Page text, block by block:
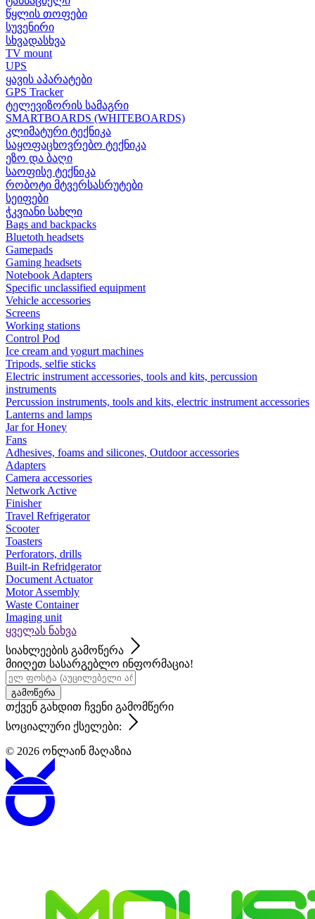
წყლის თოფები
სუვენირი
სხვადასხვა
TV mount
UPS
ყავის აპარატები
GPS Tracker
ტელევიზორის სამაგრი
SMARTBOARDS (WHITEBOARDS)
კლიმატური ტექნიკა
საყოფაცხოვრებო ტექნიკა
ეზო და ბაღი
საოფისე ტექნიკა
რობოტი მტვერსასრუტები
სეიფები
ჭკვიანი სახლი
Bags and backpacks
Bluetoth headsets
Gamepads
Gaming headsets
Notebook Adapters
Specific unclassified equipment
Vehicle accessories
Screens
Working stations
Control Pod
Ice cream and yogurt machines
Tripods, selfie sticks
Electric instrument accessories, tools and kits, percussion
instruments
Percussion instruments, tools and kits, electric instrument accessories
Lanterns and lamps
Jar for Honey
Fans
Adhesives, foams and silicones, Outdoor accessories
Adapters
Camera accessories
Network Active
Finisher
Travel Refrigerator
Scooter
Toasters
Perforators, drills
Built-in Refridgerator
Document Actuator
Motor Assembly
Waste Container
Imaging unit
ყველას ნახვა
სიახლეების გამოწერა
მიიღეთ სასარგებლო ინფორმაცია!
გამოწერა
თქვენ გახდით ჩვენი გამომწერი
სოციალური ქსელები:
© 2026 ონლაინ მაღაზია